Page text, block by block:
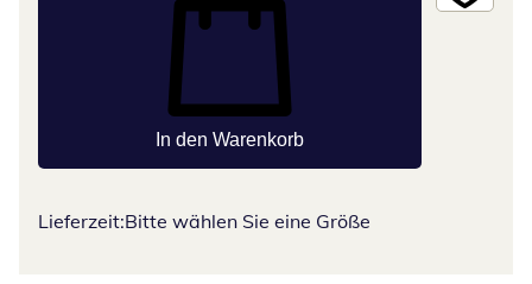
In den Warenkorb
Lieferzeit:Bitte wählen Sie eine Größe